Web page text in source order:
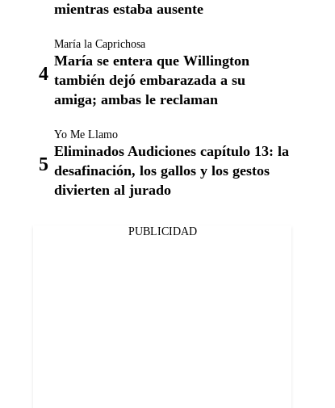
mientras estaba ausente
María la Caprichosa
María se entera que Willington
también dejó embarazada a su
amiga; ambas le reclaman
Yo Me Llamo
Eliminados Audiciones capítulo 13: la
desafinación, los gallos y los gestos
divierten al jurado
PUBLICIDAD